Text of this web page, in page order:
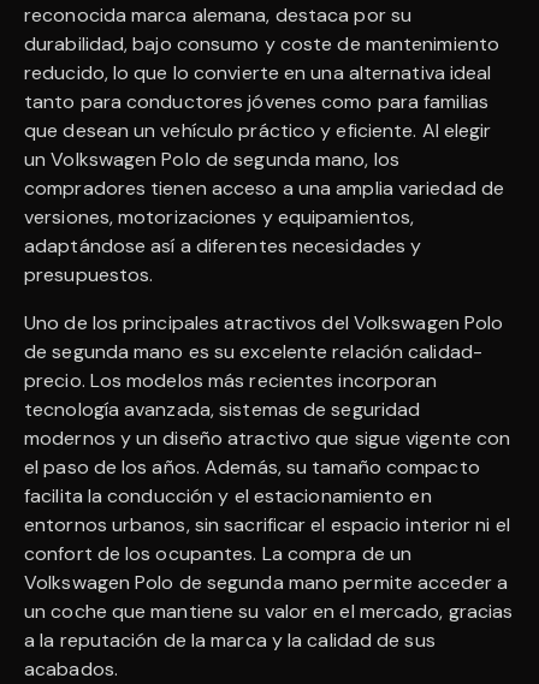
reconocida marca alemana, destaca por su
durabilidad, bajo consumo y coste de mantenimiento
reducido, lo que lo convierte en una alternativa ideal
tanto para conductores jóvenes como para familias
que desean un vehículo práctico y eficiente. Al elegir
un Volkswagen Polo de segunda mano, los
compradores tienen acceso a una amplia variedad de
versiones, motorizaciones y equipamientos,
adaptándose así a diferentes necesidades y
presupuestos.
Uno de los principales atractivos del Volkswagen Polo
de segunda mano es su excelente relación calidad-
precio. Los modelos más recientes incorporan
tecnología avanzada, sistemas de seguridad
modernos y un diseño atractivo que sigue vigente con
el paso de los años. Además, su tamaño compacto
facilita la conducción y el estacionamiento en
entornos urbanos, sin sacrificar el espacio interior ni el
confort de los ocupantes. La compra de un
Volkswagen Polo de segunda mano permite acceder a
un coche que mantiene su valor en el mercado, gracias
a la reputación de la marca y la calidad de sus
acabados.